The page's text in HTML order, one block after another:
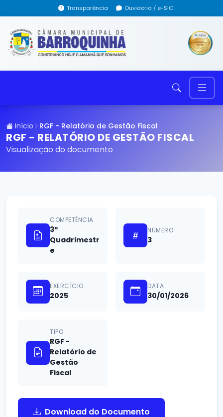
Transparência Ouvidoria / e-SIC
Início RGF - Relatório de Gestão Fiscal
RGF - RELATÓRIO DE GESTÃO FISCAL
Visualização do documento
COMPETÊNCIA
3º
Quadrimestr
e
NÚMERO
3
EXERCÍCIO
2025
DATA
30/01/2026
TIPO
RGF -
Relatório de
Gestão
Fiscal
Download do Documento